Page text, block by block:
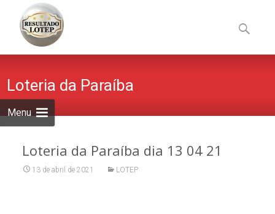
Menu
to
content
por:
Loteria da Paraíba
Loteria da Paraíba dia 13 04 21
13 de abril de 2021 LOTEP